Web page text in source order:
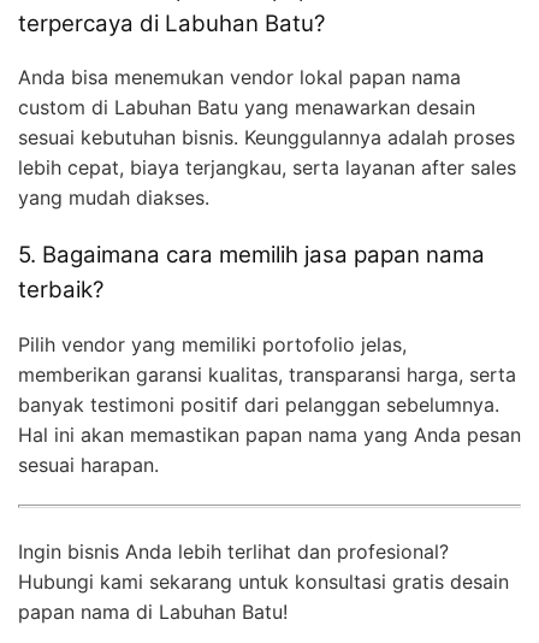
terpercaya di Labuhan Batu?
Anda bisa menemukan vendor lokal papan nama
custom di Labuhan Batu yang menawarkan desain
sesuai kebutuhan bisnis. Keunggulannya adalah proses
lebih cepat, biaya terjangkau, serta layanan after sales
yang mudah diakses.
5. Bagaimana cara memilih jasa papan nama
terbaik?
Pilih vendor yang memiliki portofolio jelas,
memberikan garansi kualitas, transparansi harga, serta
banyak testimoni positif dari pelanggan sebelumnya.
Hal ini akan memastikan papan nama yang Anda pesan
sesuai harapan.
Ingin bisnis Anda lebih terlihat dan profesional?
Hubungi kami sekarang untuk konsultasi gratis desain
papan nama di Labuhan Batu!